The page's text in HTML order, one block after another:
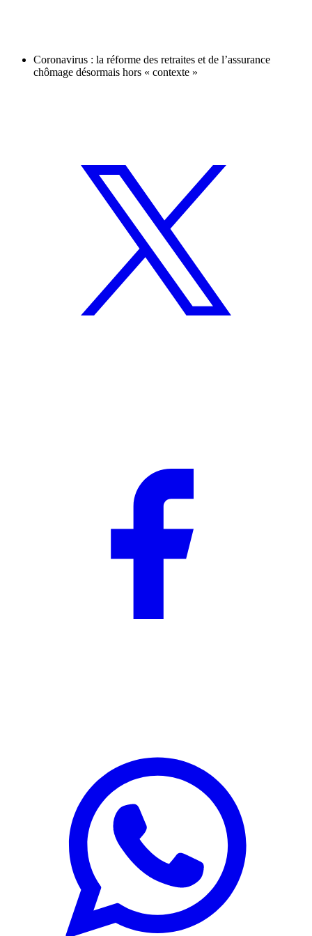
Coronavirus : la réforme des retraites et de l’assurance
chômage désormais hors « contexte »